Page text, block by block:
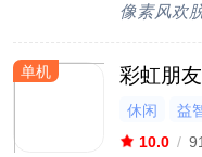
像素风欢
单机 彩虹朋
休闲 益
10.0 /